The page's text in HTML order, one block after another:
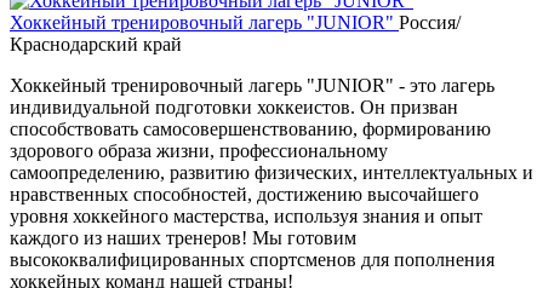
Хоккейный тренировочный лагерь "JUNIOR" Россия/
Краснодарский край
Хоккейный тренировочный лагерь "JUNIOR" - это лагерь
индивидуальной подготовки хоккеистов. Он призван
способствовать самосовершенствованию, формированию
здорового образа жизни, профессиональному
самоопределению, развитию физических, интеллектуальных и
нравственных способностей, достижению высочайшего
уровня хоккейного мастерства, используя знания и опыт
каждого из наших тренеров! Мы готовим
высококвалифицированных спортсменов для пополнения
хоккейных команд нашей страны!